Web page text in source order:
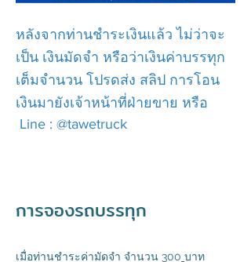
หลังจากท่านชำระเงินแล้ว ไม่ว่าจะ
เป็น เงินมัดจำ หรือว่าเงินค่าบรรทุก
เต็มจำนวน โปรดส่ง สลิป การโอน
เงินมายังเจ้าหน้าที่ฝ่ายขาย หรือ
Line : @tawetruck
การจองรถบรรทุก
เมื่อท่านชำระค่ามัดจำ จำนวน 300 บาท